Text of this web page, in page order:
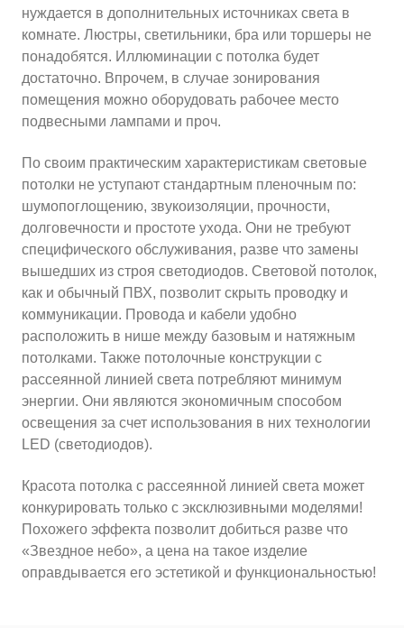
нуждается в дополнительных источниках света в
комнате. Люстры, светильники, бра или торшеры не
понадобятся. Иллюминации с потолка будет
достаточно. Впрочем, в случае зонирования
помещения можно оборудовать рабочее место
подвесными лампами и проч.
По своим практическим характеристикам световые
потолки не уступают стандартным пленочным по:
шумопоглощению, звукоизоляции, прочности,
долговечности и простоте ухода. Они не требуют
специфического обслуживания, разве что замены
вышедших из строя светодиодов. Световой потолок,
как и обычный ПВХ, позволит скрыть проводку и
коммуникации. Провода и кабели удобно
расположить в нише между базовым и натяжным
потолками. Также потолочные конструкции с
рассеянной линией света потребляют минимум
энергии. Они являются экономичным способом
освещения за счет использования в них технологии
LED (светодиодов).
Красота потолка с рассеянной линией света может
конкурировать только с эксклюзивными моделями!
Похожего эффекта позволит добиться разве что
«Звездное небо», а цена на такое изделие
оправдывается его эстетикой и функциональностью!